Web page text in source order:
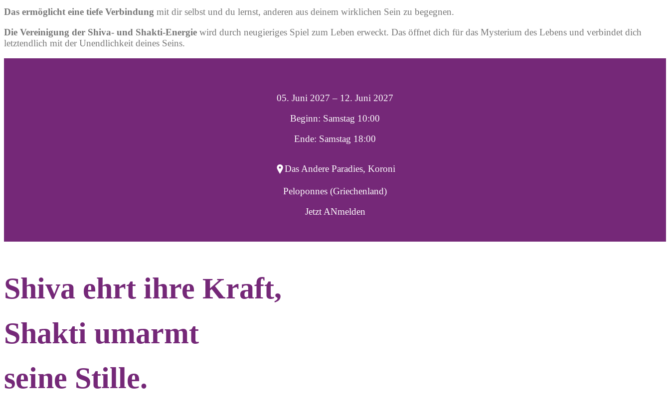
Das ermöglicht eine tiefe Verbindung mit dir selbst und du lernst, anderen aus deinem wirklichen Sein zu begegnen.
Die Vereinigung der Shiva- und Shakti-Energie wird durch neugieriges Spiel zum Leben erweckt. Das öffnet dich für das Mysterium des Lebens und verbindet dich
letztendlich mit der Unendlichkeit deines Seins.
05. Juni 2027 – 12. Juni 2027
Beginn: Samstag 10:00
Ende: Samstag 18:00
Das Andere Paradies, Koroni
Peloponnes (Griechenland)
Jetzt ANmelden
Shiva ehrt ihre Kraft,
Shakti umarmt
seine Stille.